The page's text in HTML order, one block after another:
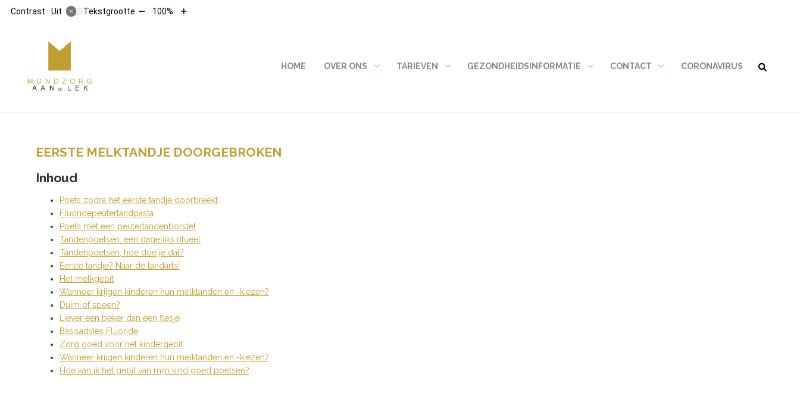
Contrast Uit Tekstgrootte Tekst100%
Tekst
HOME
OVER ONS
TARIEVEN
GEZONDHEIDSINFORMATIE
CONTACT
CORONAVIRUS
EERSTE MELKTANDJE DOORGEBROKEN
Inhoud
Poets zodra het eerste tandje doorbreekt
Fluoridepeutertandpasta
Poets met een peutertandenborstel
Tandenpoetsen: een dagelijks ritueel
Tandenpoetsen, hoe doe je dat?
Eerste tandje? Naar de tandarts!
Het melkgebit
Wanneer krijgen kinderen hun melktanden en -kiezen?
Duim of speen?
Liever een beker dan een flesje
Basisadvies Fluoride
Zorg goed voor het kindergebit
Wanneer krijgen kinderen hun melktanden en -kiezen?
Hoe kan ik het gebit van mijn kind goed poetsen?